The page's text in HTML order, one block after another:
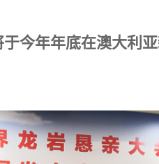
今年年底在澳大利